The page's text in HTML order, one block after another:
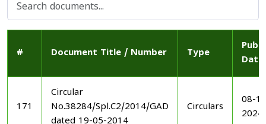
# Document Title / Number Type
Date
171
Circular
No.38284/Spl.C2/2014/GAD
dated 19-05-2014
Circulars
08-
2024